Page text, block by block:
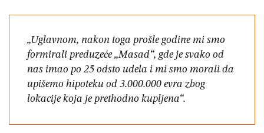
„Uglavnom, nakon toga prošle godine mi smo
formirali preduzeće „Masad“, gde je svako od
nas imao po 25 odsto udela i mi smo morali da
upišemo hipoteku od 3.000.000 evra zbog
lokacije koja je prethodno kupljena“.